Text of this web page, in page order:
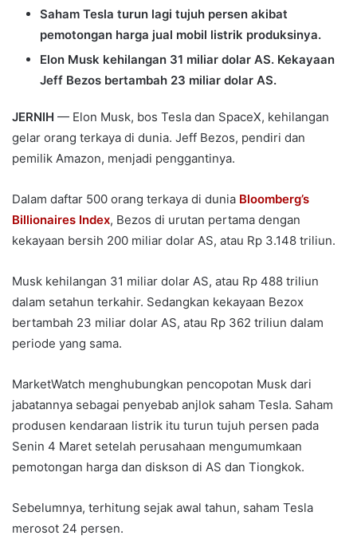
Saham Tesla turun lagi tujuh persen akibat
pemotongan harga jual mobil listrik produksinya.
Elon Musk kehilangan 31 miliar dolar AS. Kekayaan
Jeff Bezos bertambah 23 miliar dolar AS.
JERNIH — Elon Musk, bos Tesla dan SpaceX, kehilangan
gelar orang terkaya di dunia. Jeff Bezos, pendiri dan
pemilik Amazon, menjadi penggantinya.
Dalam daftar 500 orang terkaya di dunia Bloomberg’s
Billionaires Index, Bezos di urutan pertama dengan
kekayaan bersih 200 miliar dolar AS, atau Rp 3.148 triliun.
Musk kehilangan 31 miliar dolar AS, atau Rp 488 triliun
dalam setahun terkahir. Sedangkan kekayaan Bezox
bertambah 23 miliar dolar AS, atau Rp 362 triliun dalam
periode yang sama.
MarketWatch menghubungkan pencopotan Musk dari
jabatannya sebagai penyebab anjlok saham Tesla. Saham
produsen kendaraan listrik itu turun tujuh persen pada
Senin 4 Maret setelah perusahaan mengumumkaan
pemotongan harga dan diskson di AS dan Tiongkok.
Sebelumnya, terhitung sejak awal tahun, saham Tesla
merosot 24 persen.